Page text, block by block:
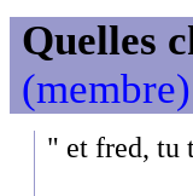
Quelles
(membre)
" et fred, tu